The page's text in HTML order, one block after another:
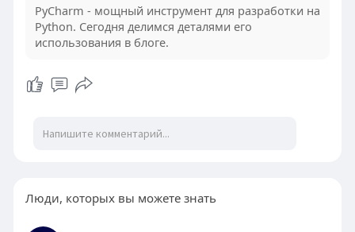
PyCharm - мощный инструмент для разработки на
Python. Сегодня делимся деталями его
использования в блоге.
Люди, которых вы можете знать